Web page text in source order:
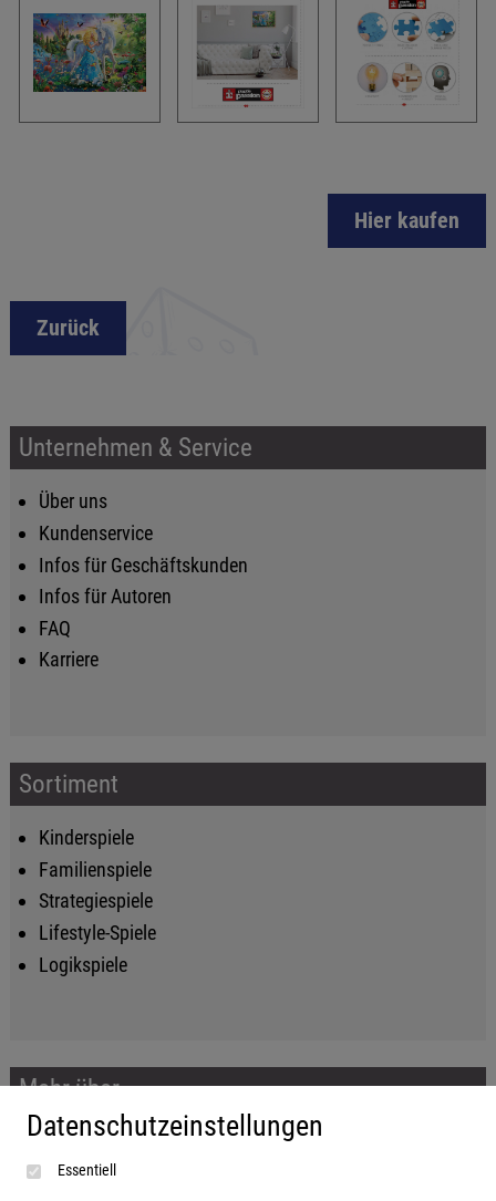
Hier kaufen
Zurück
Unternehmen & Service
Über uns
Kundenservice
Infos für Geschäftskunden
Infos für Autoren
FAQ
Karriere
Sortiment
Kinderspiele
Familienspiele
Strategiespiele
Lifestyle-Spiele
Logikspiele
Mehr über...
Impressum
AGB
Datenschutzeinstellungen
Essentiell